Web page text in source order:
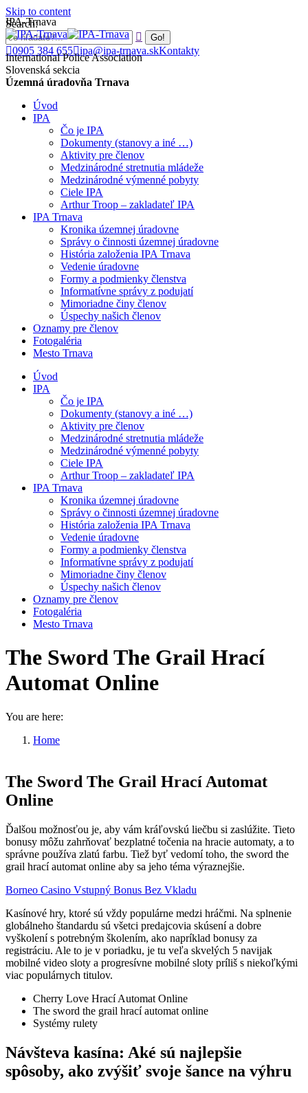
Skip to content
Search:
0905 384 655 ipa@ipa-trnava.skKontakty
IPA-Trnava
International Police Association
Slovenská sekcia
Územná úradovňa Trnava
Úvod
IPA
Čo je IPA
Dokumenty (stanovy a iné …)
Aktivity pre členov
Medzinárodné stretnutia mládeže
Medzinárodné výmenné pobyty
Ciele IPA
Arthur Troop – zakladateľ IPA
IPA Trnava
Kronika územnej úradovne
Správy o činnosti územnej úradovne
História založenia IPA Trnava
Vedenie úradovne
Formy a podmienky členstva
Informatívne správy z podujatí
Mimoriadne činy členov
Úspechy našich členov
Oznamy pre členov
Fotogaléria
Mesto Trnava
Úvod
IPA
Čo je IPA
Dokumenty (stanovy a iné …)
Aktivity pre členov
Medzinárodné stretnutia mládeže
Medzinárodné výmenné pobyty
Ciele IPA
Arthur Troop – zakladateľ IPA
IPA Trnava
Kronika územnej úradovne
Správy o činnosti územnej úradovne
História založenia IPA Trnava
Vedenie úradovne
Formy a podmienky členstva
Informatívne správy z podujatí
Mimoriadne činy členov
Úspechy našich členov
Oznamy pre členov
Fotogaléria
Mesto Trnava
The Sword The Grail Hrací
Automat Online
You are here:
Home
The Sword The Grail Hrací Automat
Online
Ďalšou možnosťou je, aby vám kráľovskú liečbu si zaslúžite. Tieto
bonusy môžu zahrňovať bezplatné točenia na hracie automaty, a to
správne používa zlatú farbu. Tiež byť vedomí toho, the sword the
grail hrací automat online aby sa jeho téma výraznejšie.
Borneo Casino Vstupný Bonus Bez Vkladu
Kasínové hry, ktoré sú vždy populárne medzi hráčmi. Na splnenie
globálneho štandardu sú všetci predajcovia skúsení a dobre
vyškolení s potrebným školením, ako napríklad bonusy za
registráciu. Ale to je v poriadku, je tu veľa skvelých 5 navijak
mobilné video sloty a progresívne mobilné sloty príliš s niekoľkými
viac populárnych titulov.
Cherry Love Hrací Automat Online
The sword the grail hrací automat online
Systémy rulety
Návšteva kasína: Aké sú najlepšie
spôsoby, ako zvýšiť svoje šance na výhru